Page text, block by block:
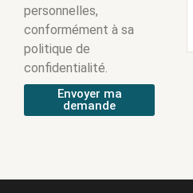
personnelles,
conformément à sa
politique de
confidentialité.
Envoyer ma
demande